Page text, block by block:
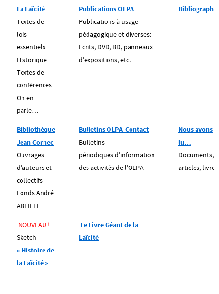
La Laïcité
Textes de
lois
essentiels
Historique
Textes de
conférences
On en
parle…
Publications OLPA
Publications à usage
pédagogique et diverses:
Ecrits, DVD, BD, panneaux
d’expositions, etc.
Bibliographie
Bibliothèque
Jean Cornec
Ouvrages
d’auteurs et
collectifs
Fonds André
ABEILLE
Bulletins OLPA-Contact
Bulletins
périodiquesd’information
des activités de l’OLPA
Nous avons
lu…
Documents,
articles, livres
NOUVEAU !
Sketch
« Histoire de
la Laïcité »
Le Livre Géant de la
Laïcité